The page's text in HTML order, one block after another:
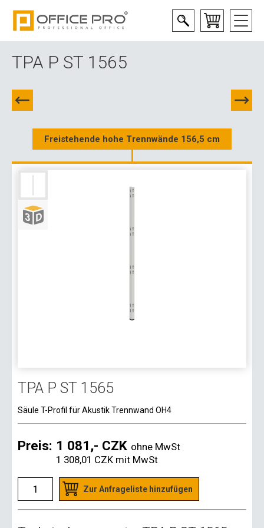
TPA P ST 1565
Freistehende hohe Trennwände 156,5 cm
TPA P ST 1565
Säule T-Profil für Akustik Trennwand OH4
Preis: 1 081,- CZK ohne MwSt
1 308,01 CZK mit MwSt
Zur Anfrageliste hinzufügen